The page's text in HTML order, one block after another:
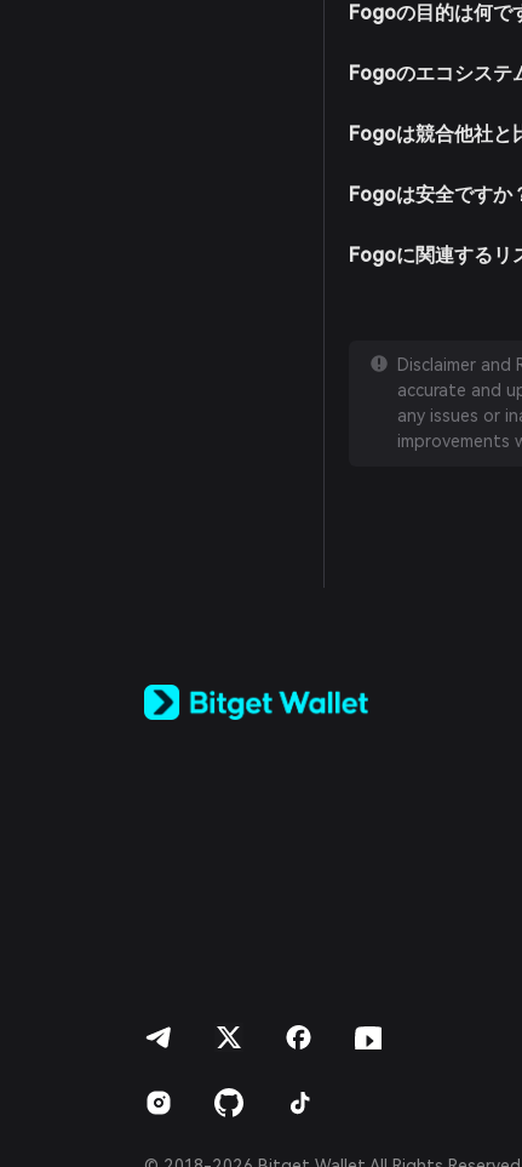
Fogoの目的は何で
Fogoのエコシステ
Fogoは競合他社と
Fogoは安全ですか
Fogoに関連するリ
Disclaimer
accurate and
any issues or
improvements
Español (Latinoamérica)